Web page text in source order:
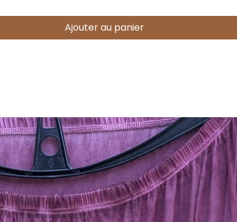
Ajouter au panier